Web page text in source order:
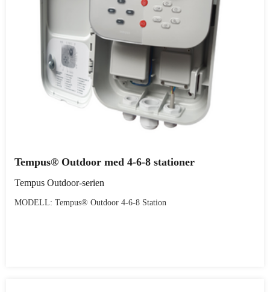
Tempus® Outdoor med 4-6-8 stationer
Tempus Outdoor-serien
MODELL: Tempus® Outdoor 4-6-8 Station